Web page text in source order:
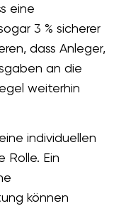
eine
3 % sicherer
dass Anleger,
an die
weiterhin
individuellen
Rolle. Ein
können